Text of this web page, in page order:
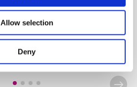
Allow selection
Deny